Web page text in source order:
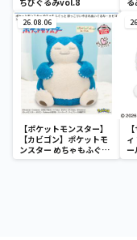
26.08.06
【ポケットモンスター】
【カビゴン】ポケットモ
ンスター めちゃもふぐっ
と ほっこりいやされぬい